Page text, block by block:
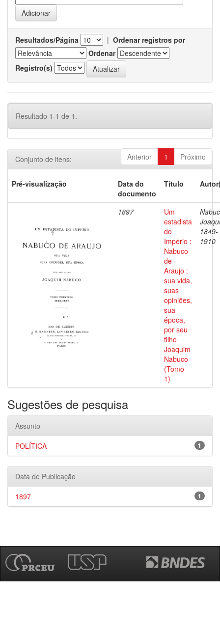
Resultados/Página | Ordenar registros por
Ordenar
Registro(s)
Resultado 1-1 de 1.
Anterior 1 Próximo
Conjunto de itens:
Pré-visualização
Data do
documento
Título
1897
Um
estadista
do
Império :
Nabuco
de
Araujo :
sua vida,
suas
opiniões,
sua
época,
por seu
filho
Joaquim
Nabuco
(Tomo
1)
1849-
1910
Sugestões de pesquisa
Assunto
1
POLÍTICA
Data de Publicação
1
1897